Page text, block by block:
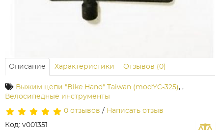
Описание Характеристики Отзывов (0)
Выжим цепи "Bike Hand" Taiwan (mod:YC-325), ,
Велосипедные инструменты
0 отзывов / Написать отзыв
Код: v001351